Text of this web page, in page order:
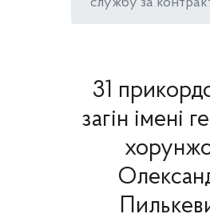
31
загін імені